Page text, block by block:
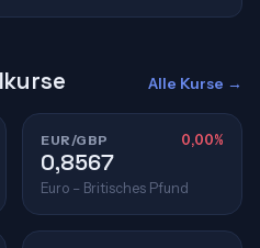
Alle Kurse →
EUR/GBP 0,00%
0,8567
Euro – Britisches Pfund